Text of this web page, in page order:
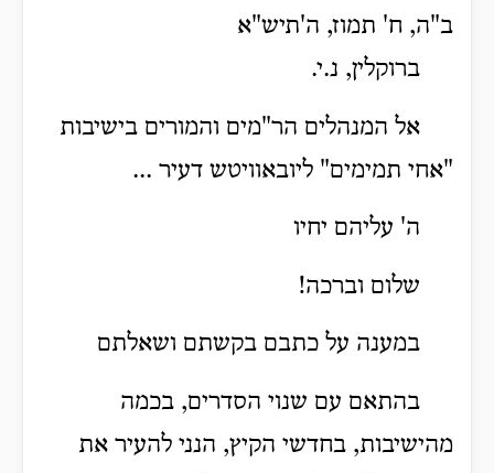
ב"ה, ח' תמוז, ה'תיש"א
ברוקלין, נ.י.
אל המנהלים הר"מים והמורים בישיבות
"אחי תמימים" ליובאוויטש דעיר ...
ה' עליהם יחיו
שלום וברכה!
במענה על כתבם בקשתם ושאלתם
בהתאם עם שנוי הסדרים, בכמה
מהישיבות, בחדשי הקיץ, הנני להעיר את